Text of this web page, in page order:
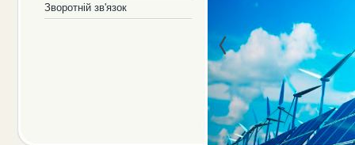
Зворотній зв'язок